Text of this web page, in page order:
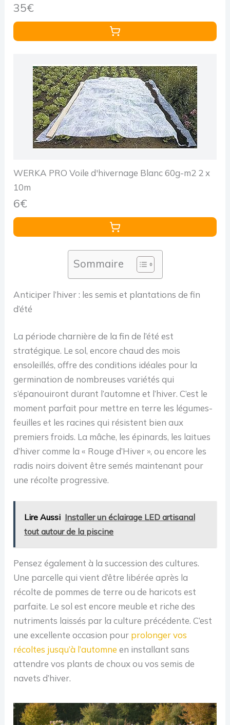
et Arbres - Housse de Protection pour Plantes
35€
WERKA PRO Voile d'hivernage Blanc 60g-m2 2 x
10m
6€
Sommaire
Anticiper l’hiver : les semis et plantations de fin
d’été
La période charnière de la fin de l’été est
stratégique. Le sol, encore chaud des mois
ensoleillés, offre des conditions idéales pour la
germination de nombreuses variétés qui
s’épanouiront durant l’automne et l’hiver. C’est le
moment parfait pour mettre en terre les légumes-
feuilles et les racines qui résistent bien aux
premiers froids. La mâche, les épinards, les laitues
d’hiver comme la « Rouge d’Hiver », ou encore les
radis noirs doivent être semés maintenant pour
une récolte progressive.
Lire Aussi Installer un éclairage LED artisanal
tout autour de la piscine
Pensez également à la succession des cultures.
Une parcelle qui vient d’être libérée après la
récolte de pommes de terre ou de haricots est
parfaite. Le sol est encore meuble et riche des
nutriments laissés par la culture précédente. C’est
une excellente occasion pour prolonger vos
récoltes jusqu’à l’automne en installant sans
attendre vos plants de choux ou vos semis de
navets d’hiver.